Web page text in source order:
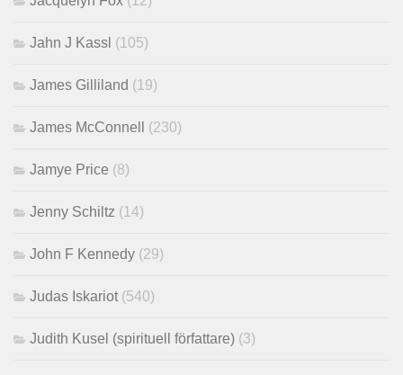
Jahn J Kassl (105)
James Gilliland (19)
James McConnell (230)
Jamye Price (8)
Jenny Schiltz (14)
John F Kennedy (29)
Judas Iskariot (540)
Judith Kusel (spirituell författare) (3)